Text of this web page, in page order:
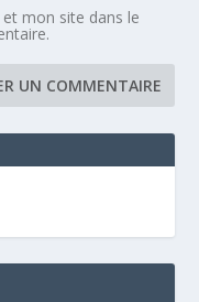
mon site dans le